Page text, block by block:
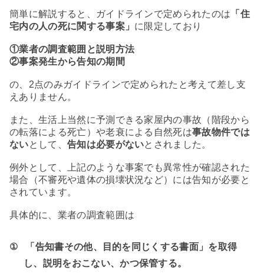
簡単に解説すると、ガイドラインで定められたのは 「住
宅内の人の死に関する事案」 に限定しており
①業者の調査範囲と説明方法
②事案発生から告知の期間
の、2点のみガイドラインで定められたと考えて差し支
えありません。
また、生活上当然に予測できる家屋内の事故（階段から
の転落による死亡）や老衰による自然死は事故物件では
ないとして、 告知は必要がないとされました。
例外として、上記のような事案でも異常性が確認された
場合（不審死や遺体の損壊状況など）には告知が必要と
されています。
具体的に、業者の調査範囲は
①
「告知書その他、目的を同じくする書面」を取得
し、説明をおこない、かつ保管する。